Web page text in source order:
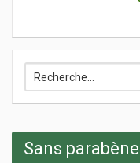
Sans parabène